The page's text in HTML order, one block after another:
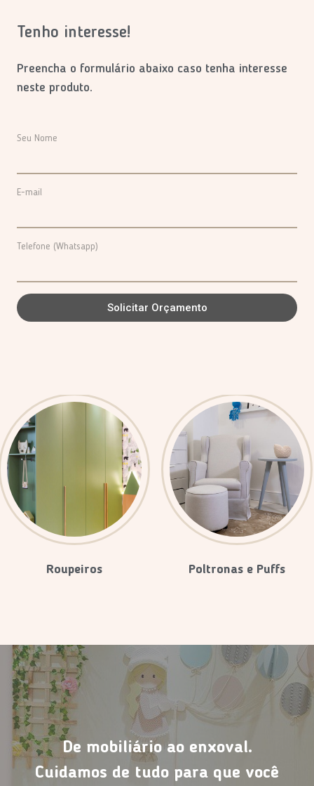
Tenho interesse!
Preencha o formulário abaixo caso tenha interesse
neste produto.
Seu Nome
E-mail
Telefone (Whatsapp)
Solicitar Orçamento
Roupeiros Poltronas e Puffs
De mobiliário ao enxoval.
Cuidamos de tudo para que você